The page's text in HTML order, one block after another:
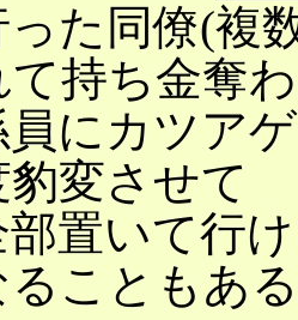
た同僚(複
て持ち金奪
員にカツア
変させて
置いて行
ることもあ